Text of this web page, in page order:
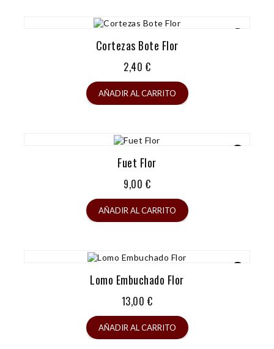
Cortezas Bote Flor
Precio
2,40 €
AÑADIR AL CARRITO
Fuet Flor
Precio
9,00 €
AÑADIR AL CARRITO
Lomo Embuchado Flor
Precio
13,00 €
AÑADIR AL CARRITO